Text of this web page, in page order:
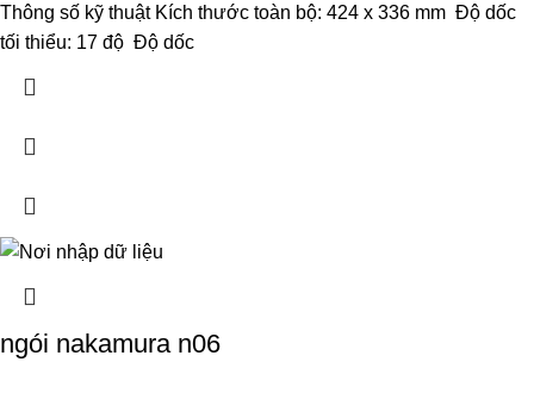
Thông số kỹ thuật Kích thước toàn bộ: 424 x 336 mm Độ dốc
tối thiểu: 17 độ Độ dốc
ngói nakamura n06